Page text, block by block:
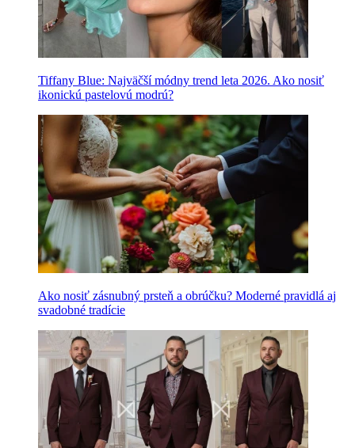
Tiffany Blue: Najväčší módny trend leta 2026. Ako nosiť
ikonickú pastelovú modrú?
Ako nosiť zásnubný prsteň a obrúčku? Moderné pravidlá aj
svadobné tradície